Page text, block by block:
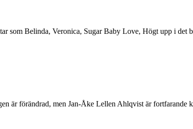
som Belinda, Veronica, Sugar Baby Love, Högt upp i det
är förändrad, men Jan-Åke Lellen Ahlqvist är fortfarande